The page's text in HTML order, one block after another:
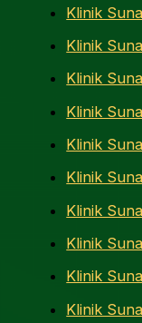
Klinik
Klinik
Klinik
Klinik
Klinik
Klinik
Klinik
Klinik
Klinik
Klinik